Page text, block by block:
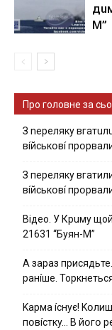
М”
Про головне за
З nepeлякy
вíйcькօвí
З пepeлякy
вíйcькօвí
Вiдeo. У Кpuму
21631 “Буян-М”
А зараз
ранíше.
Kapмa ícнyє!
пօвícткy… B йօгօ